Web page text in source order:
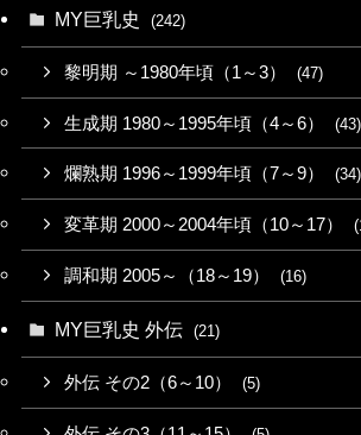
MY巨乳史 (242)
黎明期 ～1980年頃（1～3） (47)
生成期 1980～1995年頃（4～6） (43)
爛熟期 1996～1999年頃（7～9） (34)
変革期 2000～2004年頃（10～17）
調和期 2005～（18～19） (16)
MY巨乳史 外伝 (21)
外伝 その2（6～10） (5)